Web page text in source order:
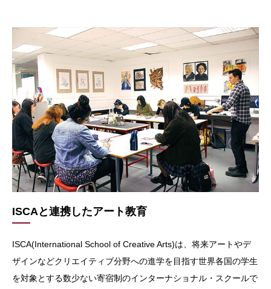
ISCAと連携したアート教育
ISCA(International School of Creative Arts)は、将来アートやデ
ザインなどクリエイティブ分野への進学を目指す世界各国の学生
を対象とする数少ない寄宿制のインターナショナル・スクールで